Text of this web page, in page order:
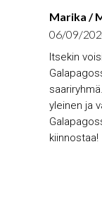
Marika /
06/09/
Itsekin
yleinen ja
kiinnostaa!